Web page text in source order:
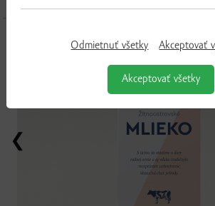
Odmietnuť všetky Akceptovať
Akceptovať všetky